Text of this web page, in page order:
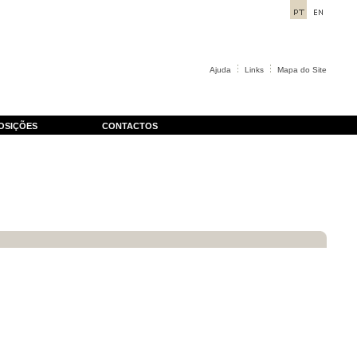
Ajuda Links Mapa do Site
CONTACTOS